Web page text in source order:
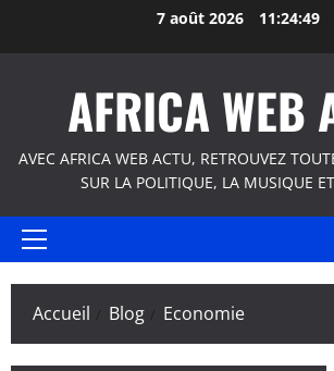
7 août 2026 11:24:49
AFRICA WEB
AVEC AFRICA WEB ACTU, RETROUVEZ
SUR LA POLITIQUE, LA MUSIQUE
Menu
Accueil Blog Economie